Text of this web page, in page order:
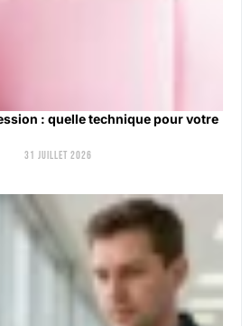
: quelle technique pour votre
31 juillet 2026